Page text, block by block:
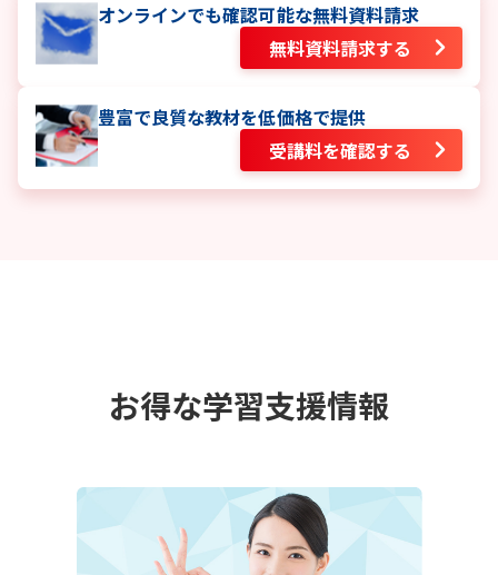
オンラインでも確認可能な無料資料請求
無料資料請求する
豊富で良質な教材を低価格で提供
受講料を確認する
お得な学習支援情報